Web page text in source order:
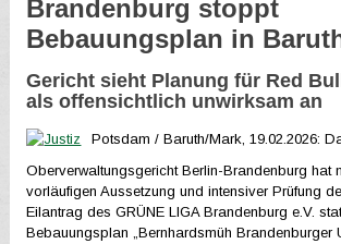
Brandenburg stoppt
Bebauungsplan in
Gericht sieht Planung für Red
als offensichtlich unwirksam an
Potsdam / Baruth/Mark, 19.02.2026:
Oberverwaltungsgericht Berlin-Brandenburg hat
vorläufigen Aussetzung und intensiver Prüfung
Eilantrag des GRÜNE LIGA Brandenburg e.V.
Bebauungsplan „Bernhardsmüh Brandenburger